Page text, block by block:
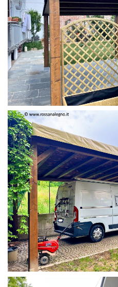
PERGOLA 4 X 3 COLOR MIRTO
COPERTURA CAMPER